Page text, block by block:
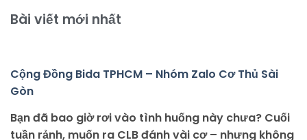
Bài viết mới nhất
Cộng Đồng Bida TPHCM – Nhóm Zalo Cơ Thủ Sài
Gòn
Bạn đã bao giờ rơi vào tình huống này chưa? Cuối
tuần rảnh, muốn ra CLB đánh vài cơ – nhưng không